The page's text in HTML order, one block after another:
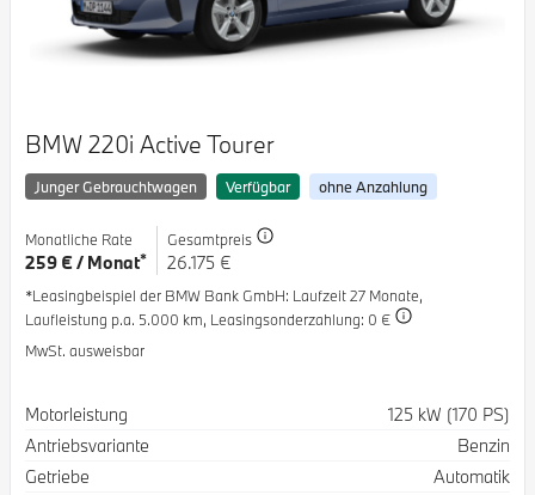
BMW 220i Active Tourer
Junger Gebrauchtwagen Verfügbar ohne Anzahlung
Monatliche Rate
259 € / Monat*
Gesamtpreis
26.175 €
*Leasingbeispiel der BMW Bank GmbH: Laufzeit 27 Monate,
Laufleistung p.a. 5.000 km, Leasingsonderzahlung: 0 €
MwSt. ausweisbar
Spezifikation
Motorleistung
125 kW (170 PS)
Antriebsvariante
Benzin
Getriebe
Automatik